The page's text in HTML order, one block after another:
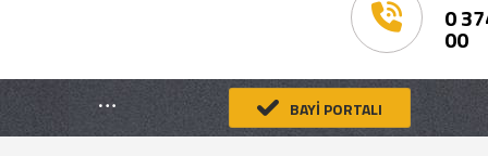
0
00
BAYİ PORTALI